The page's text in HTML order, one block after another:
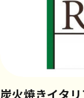
炭火焼きイタ